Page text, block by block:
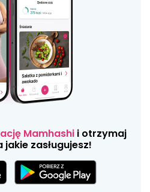
Mamhashi i otrzymaj
zasługujesz!